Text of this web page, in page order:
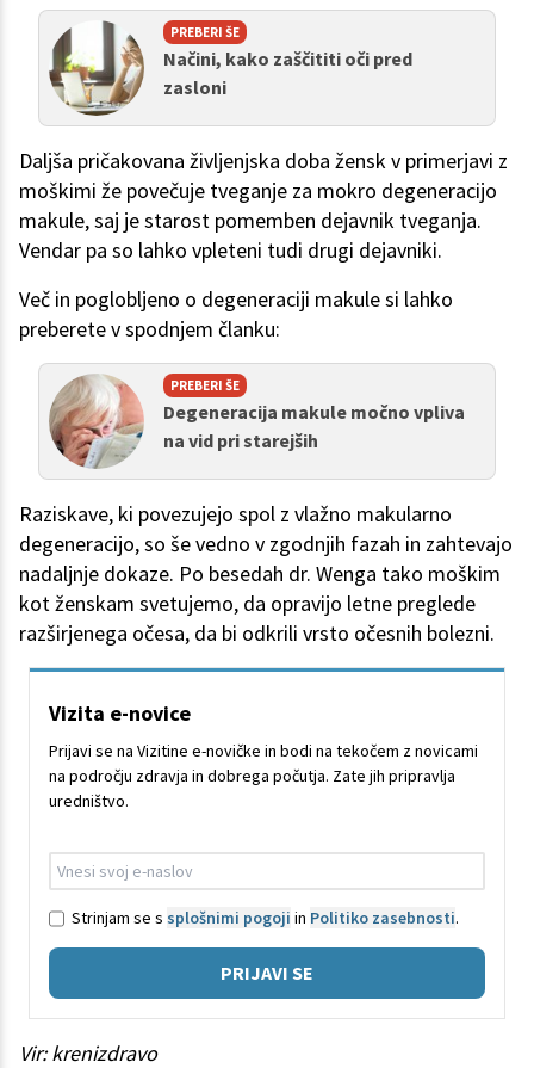
PREBERI ŠE
Načini, kako zaščititi oči pred
zasloni
Daljša pričakovana življenjska doba žensk v primerjavi z
moškimi že povečuje tveganje za mokro degeneracijo
makule, saj je starost pomemben dejavnik tveganja.
Vendar pa so lahko vpleteni tudi drugi dejavniki.
Več in poglobljeno o degeneraciji makule si lahko
preberete v spodnjem članku:
PREBERI ŠE
Degeneracija makule močno vpliva
na vid pri starejših
Raziskave, ki povezujejo spol z vlažno makularno
degeneracijo, so še vedno v zgodnjih fazah in zahtevajo
nadaljnje dokaze. Po besedah dr. Wenga tako moškim
kot ženskam svetujemo, da opravijo letne preglede
razširjenega očesa, da bi odkrili vrsto očesnih bolezni.
Vizita e-novice
Prijavi se na Vizitine e-novičke in bodi na tekočem z novicami
na področju zdravja in dobrega počutja. Zate jih pripravlja
uredništvo.
Strinjam se s splošnimi pogoji in Politiko zasebnosti.
PRIJAVI SE
Vir: krenizdravo